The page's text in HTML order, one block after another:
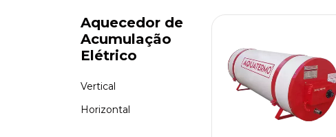
Aquecedor de
Acumulação
Elétrico
Vertical
Horizontal